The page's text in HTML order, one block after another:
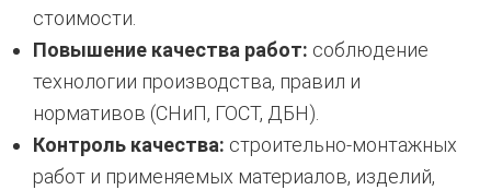
стоимости.
Повышение качества работ: соблюдение
технологии производства, правил и
нормативов (СНиП, ГОСТ, ДБН).
Контроль качества: строительно-монтажных
работ и применяемых материалов, изделий,